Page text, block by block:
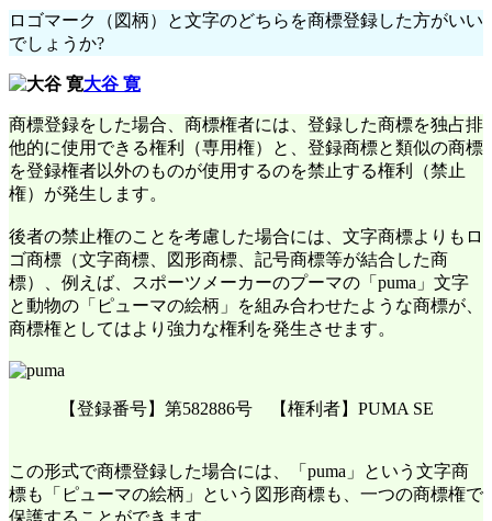
ロゴマーク（図柄）と文字のどちらを商標登録した方がいい
でしょうか?
大谷 寛
商標登録をした場合、商標権者には、登録した商標を独占排
他的に使用できる権利（専用権）と、登録商標と類似の商標
を登録権者以外のものが使用するのを禁止する権利（禁止
権）が発生します。
後者の禁止権のことを考慮した場合には、文字商標よりもロ
ゴ商標（文字商標、図形商標、記号商標等が結合した商
標）、例えば、スポーツメーカーのプーマの「puma」文字
と動物の「ピューマの絵柄」を組み合わせたような商標が、
商標権としてはより強力な権利を発生させます。
【登録番号】第582886号 【権利者】PUMA SE
この形式で商標登録した場合には、「puma」という文字商
標も「ピューマの絵柄」という図形商標も、一つの商標権で
保護することができます。